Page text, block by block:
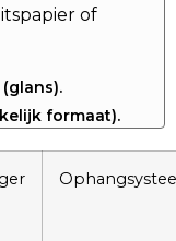
of
formaat).